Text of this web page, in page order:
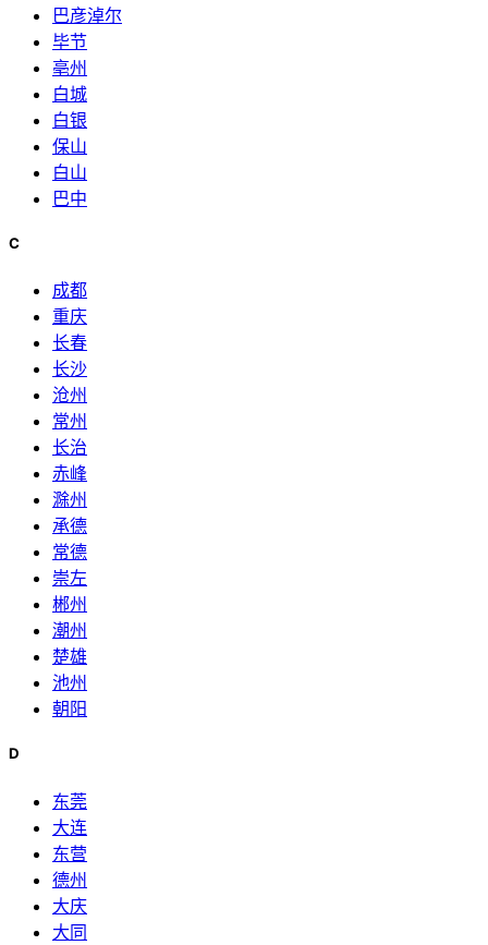
巴彦淖尔
毕节
亳州
白城
白银
保山
白山
巴中
C
成都
重庆
长春
长沙
沧州
常州
长治
赤峰
滁州
承德
常德
崇左
郴州
潮州
楚雄
池州
朝阳
D
东莞
大连
东营
德州
大庆
大同